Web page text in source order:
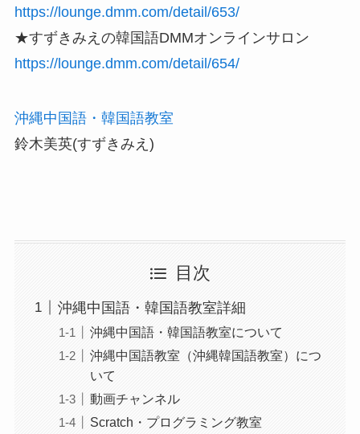
https://lounge.dmm.com/detail/653/
★すずきみえの韓国語DMMオンラインサロン
https://lounge.dmm.com/detail/654/
沖縄中国語・韓国語教室
鈴木美英(すずきみえ)
目次
沖縄中国語・韓国語教室詳細
沖縄中国語・韓国語教室について
沖縄中国語教室（沖縄韓国語教室）につ
いて
動画チャンネル
Scratch・プログラミング教室